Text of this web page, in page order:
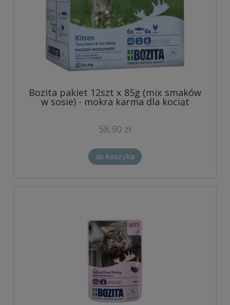
Bozita pakiet 12szt x 85g (mix smaków
w sosie) - mokra karma dla kociąt
58,90 zł
do koszyka